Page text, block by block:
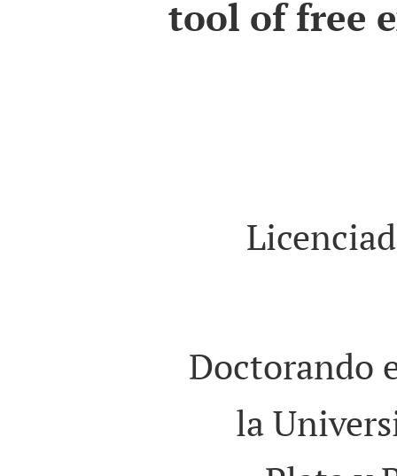
tool of free
Doctorando
la